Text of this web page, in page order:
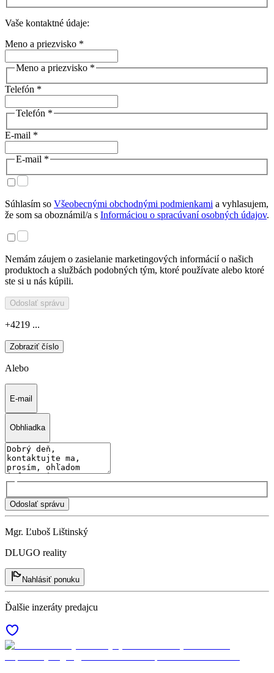
Vaše kontaktné údaje:
Meno a priezvisko *
Meno a priezvisko *
Telefón *
Telefón *
E-mail *
E-mail *
Súhlasím so Všeobecnými obchodnými podmienkami a vyhlasujem,
že som sa oboznámil/a s Informáciou o spracúvaní osobných údajov.
Nemám záujem o zasielanie marketingových informácií o našich
produktoch a službách podobných tým, ktoré používate alebo ktoré
ste si u nás kúpili.
Odoslať správu
+4219 ...
Zobraziť číslo
Alebo
E-mail
Obhliadka
Odoslať správu
Mgr. Ľuboš Lištinský
DLUGO reality
Nahlásiť ponuku
Ďalšie inzeráty predajcu